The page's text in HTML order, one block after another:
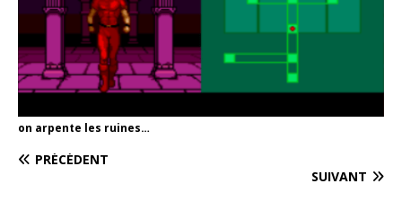
on arpente les ruines…
PRÉCÉDENT
SUIVANT